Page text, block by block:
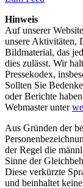
Hinweis
Auf unserer
unsere Aktivitäten,
Bildmaterial, das
dies zulässt. Wir
Pressekodex,
Sollten Sie
oder Berichte
Webmaster unter
Aus Gründen der
der Regel die
Sinne der
Diese verkürzte
und beinhaltet